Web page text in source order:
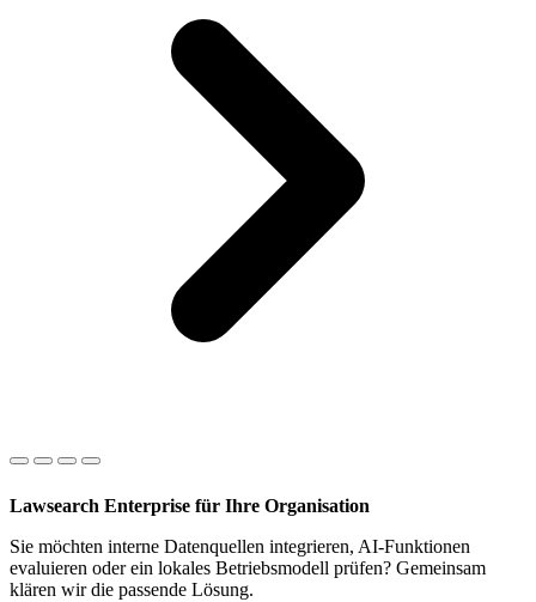
Lawsearch Enterprise für Ihre Organisation
Sie möchten interne Datenquellen integrieren, AI-Funktionen
evaluieren oder ein lokales Betriebsmodell prüfen? Gemeinsam
klären wir die passende Lösung.